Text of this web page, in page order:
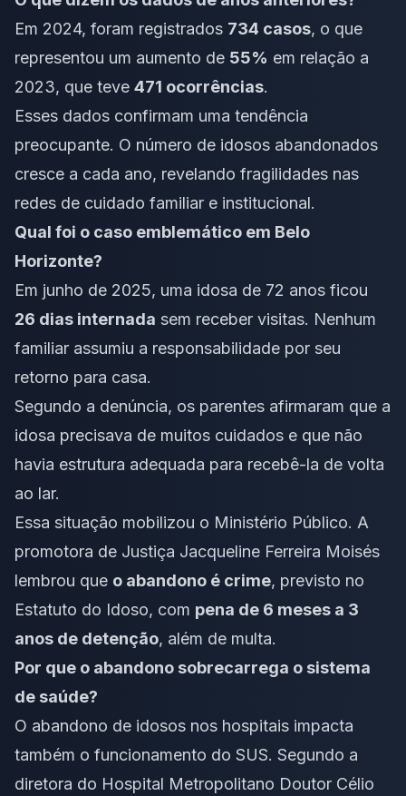
Em 2024, foram registrados 734 casos, o que
representou um aumento de 55% em relação a
2023, que teve 471 ocorrências.
Esses dados confirmam uma tendência
preocupante. O número de idosos abandonados
cresce a cada ano, revelando fragilidades nas
redes de cuidado familiar e institucional.
Qual foi o caso emblemático em Belo
Horizonte?
Em junho de 2025, uma idosa de 72 anos ficou
26 dias internada sem receber visitas. Nenhum
familiar assumiu a responsabilidade por seu
retorno para casa.
Segundo a denúncia, os parentes afirmaram que a
idosa precisava de muitos cuidados e que não
havia estrutura adequada para recebê-la de volta
ao lar.
Essa situação mobilizou o Ministério Público. A
promotora de Justiça Jacqueline Ferreira Moisés
lembrou que o abandono é crime, previsto no
Estatuto do Idoso, com pena de 6 meses a 3
anos de detenção, além de multa.
Por que o abandono sobrecarrega o sistema
de saúde?
O abandono de idosos nos hospitais impacta
também o funcionamento do SUS. Segundo a
diretora do Hospital Metropolitano Doutor Célio